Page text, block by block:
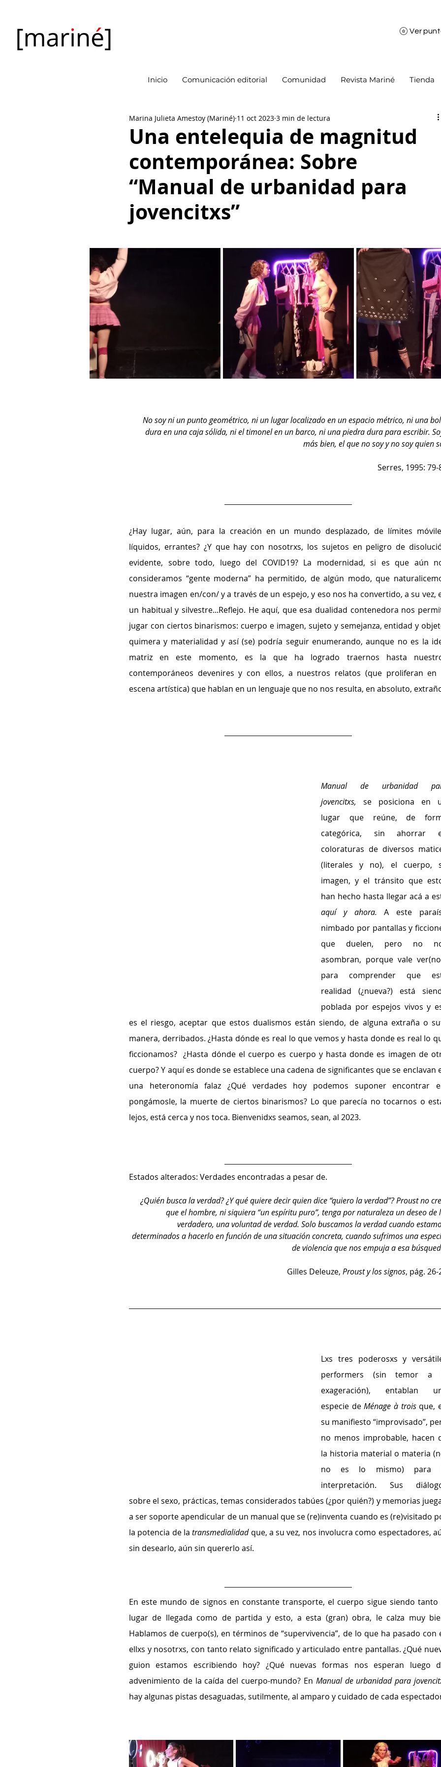
Ver
Inicio Comunicación editorial Comunidad Revista Mariné Tienda
Una entelequia de magnitud
contemporánea: Sobre
“Manual de urbanidad para
jovencitxs”
Marina Julieta Amestoy (Mariné) 11 oct 2023 3 min de lectura
No soy ni un punto geométrico, ni un lugar localizado en un espacio métrico, ni una
dura en una caja sólida, ni el timonel en un barco, ni una piedra dura para escribir.
más bien, el que no soy y no soy quien
Serres, 1995: 79-
¿Hay lugar, aún, para la creación en un mundo desplazado, de límites
líquidos, errantes? ¿Y que hay con nosotrxs, los sujetos en peligro de
evidente, sobre todo, luego del COVID19? La modernidad, si es que aún
consideramos “gente moderna” ha permitido, de algún modo, que
nuestra imagen en/con/ y a través de un espejo, y eso nos ha convertido, a su vez,
un habitual y silvestre...Reflejo. He aquí, que esa dualidad contenedora nos
jugar con ciertos binarismos: cuerpo e imagen, sujeto y semejanza, entidad y
quimera y materialidad y así (se) podría seguir enumerando, aunque no es la
matriz en este momento, es la que ha logrado traernos hasta
contemporáneos devenires y con ellos, a nuestros relatos (que proliferan en
escena artística) que hablan en un lenguaje que no nos resulta, en absoluto,
Manual de urbanidad
jovencitxs, se posiciona en
lugar que reúne, de
categórica, sin ahorrar
coloraturas de diversos
(literales y no), el cuerpo,
imagen, y el tránsito que
aquí y ahora. A este
nimbado por pantallas y
que duelen, pero no
asombran, porque vale
para comprender que
realidad (¿nueva?) está
poblada por espejos vivos y
es el riesgo, aceptar que estos dualismos están siendo, de alguna extraña o
manera, derribados. ¿Hasta dónde es real lo que vemos y hasta donde es real lo
ficcionamos?  ¿Hasta dónde el cuerpo es cuerpo y hasta donde es imagen de
cuerpo? Y aquí es donde se establece una cadena de significantes que se enclavan
una heteronomía falaz ¿Qué verdades hoy podemos suponer encontrar
pongámosle, la muerte de ciertos binarismos? Lo que parecía no tocarnos o
lejos, está cerca y nos toca. Bienvenidxs seamos, sean, al 2023.
Estados alterados: Verdades encontradas a pesar de.
¿Quién busca la verdad? ¿Y qué quiere decir quien dice “quiero la verdad”? Proust no
que el hombre, ni siquiera “un espíritu puro”, tenga por naturaleza un deseo de
verdadero, una voluntad de verdad. Solo buscamos la verdad cuando
determinados a hacerlo en función de una situación concreta, cuando sufrimos una
de violencia que nos empuja a esa
Gilles Deleuze, Proust y los signos, pág. 26-
Lxs tres poderosxs y
performers (sin temor a
exageración), entablan
especie de Ménage à trois que,
su manifiesto “improvisado”,
no menos improbable, hacen
la historia material o materia
no es lo mismo) para
interpretación. Sus
sobre el sexo, prácticas, temas considerados tabúes (¿por quién?) y memorias
a ser soporte apendicular de un manual que se (re)inventa cuando es (re)visitado
la potencia de la transmedialidad que, a su vez, nos involucra como espectadores,
sin desearlo, aún sin quererlo así.
En este mundo de signos en constante transporte, el cuerpo sigue siendo tanto
lugar de llegada como de partida y esto, a esta (gran) obra, le calza muy
Hablamos de cuerpo(s), en términos de “supervivencia”, de lo que ha pasado con
ellxs y nosotrxs, con tanto relato significado y articulado entre pantallas. ¿Qué
guion estamos escribiendo hoy? ¿Qué nuevas formas nos esperan luego
advenimiento de la caída del cuerpo-mundo? En
hay algunas pistas desaguadas, sutilmente, al amparo y cuidado de cada